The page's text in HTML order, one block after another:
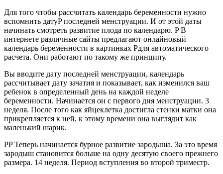
Для того чтобы рассчитать календарь беременности нужно
вспомнить датуP последней менструации. И от этой даты
начинать смотреть развитие плода по календарю. P В
интернете различные сайты предлагают онлайновый
календарь беременности в картинках Pдля автоматического
расчета. Они работают по такому же принципу.
Вы вводите дату последней менструации, календарь
рассчитывает дату зачатия и показывает, как изменился ваш
ребенок в определенный день на каждой неделе
беременности. Начинается он с первого дня менструации. 3
неделя. После того как яйцеклетка достигла стенки матки она
прикрепляется к ней, к этому времени она выглядит как
маленький шарик.
PP Теперь начинается бурное развитие зародыша. За это время
зародыш становится больше на одну десятую своего прежнего
размера. 14 неделя. Период вступления во второй триместр.